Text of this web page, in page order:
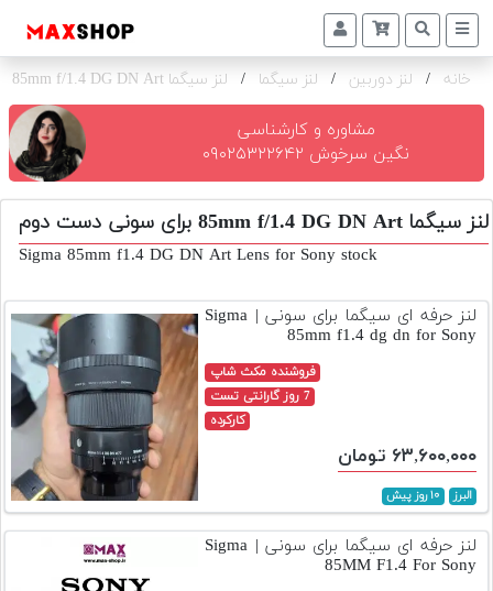
دوربین
و
تجهیزات
و
اکسسوری
دوم
دوربین
و
تجهیزات
مکث
پلاس
خانه / لنز دوربین / لنز سیگما / لنز سیگما 85mm f/1.4 DG DN Art برای سونی
مشاوره و کارشناسی
نگین سرخوش ۰۹۰۲۵۳۲۲۶۴۲
لنز سیگما 85mm f/1.4 DG DN Art برای سونی دست دوم
Sigma 85mm f1.4 DG DN Art Lens for Sony stock
لنز حرفه ای سیگما برای سونی | Sigma
85mm f1.4 dg dn for Sony
فروشنده مکث شاپ
7 روز گارانتی تست
کارکرده
۶۳,۶۰۰,۰۰۰ تومان
البرز ۱۰ روز پیش
لنز حرفه ای سیگما برای سونی | Sigma
85MM F1.4 For Sony